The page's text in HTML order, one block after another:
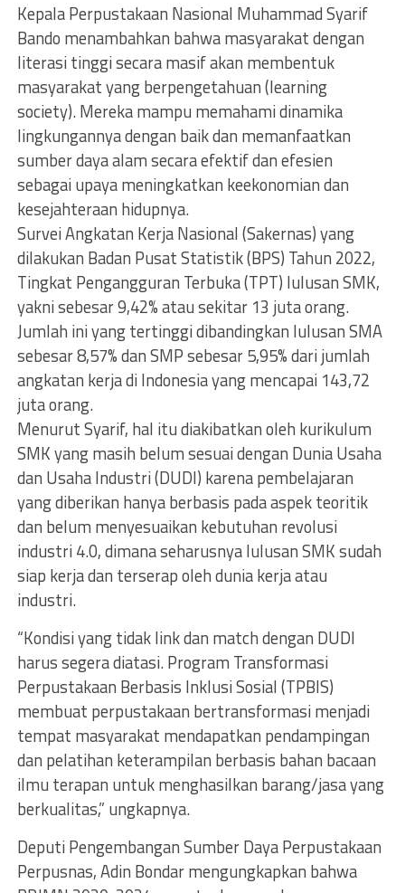
Kepala Perpustakaan Nasional Muhammad Syarif
Bando menambahkan bahwa masyarakat dengan
literasi tinggi secara masif akan membentuk
masyarakat yang berpengetahuan (learning
society). Mereka mampu memahami dinamika
lingkungannya dengan baik dan memanfaatkan
sumber daya alam secara efektif dan efesien
sebagai upaya meningkatkan keekonomian dan
kesejahteraan hidupnya.
Survei Angkatan Kerja Nasional (Sakernas) yang
dilakukan Badan Pusat Statistik (BPS) Tahun 2022,
Tingkat Pengangguran Terbuka (TPT) lulusan SMK,
yakni sebesar 9,42% atau sekitar 13 juta orang.
Jumlah ini yang tertinggi dibandingkan lulusan SMA
sebesar 8,57% dan SMP sebesar 5,95% dari jumlah
angkatan kerja di Indonesia yang mencapai 143,72
juta orang.
Menurut Syarif, hal itu diakibatkan oleh kurikulum
SMK yang masih belum sesuai dengan Dunia Usaha
dan Usaha Industri (DUDI) karena pembelajaran
yang diberikan hanya berbasis pada aspek teoritik
dan belum menyesuaikan kebutuhan revolusi
industri 4.0, dimana seharusnya lulusan SMK sudah
siap kerja dan terserap oleh dunia kerja atau
industri.
“Kondisi yang tidak link dan match dengan DUDI
harus segera diatasi. Program Transformasi
Perpustakaan Berbasis Inklusi Sosial (TPBIS)
membuat perpustakaan bertransformasi menjadi
tempat masyarakat mendapatkan pendampingan
dan pelatihan keterampilan berbasis bahan bacaan
ilmu terapan untuk menghasilkan barang/jasa yang
berkualitas,” ungkapnya.
Deputi Pengembangan Sumber Daya Perpustakaan
Perpusnas, Adin Bondar mengungkapkan bahwa